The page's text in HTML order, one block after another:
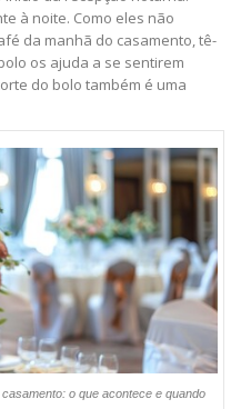
à noite. Como eles não
da manhã do casamento, tê-
os ajuda a se sentirem
do bolo também é uma
o que acontece e quando